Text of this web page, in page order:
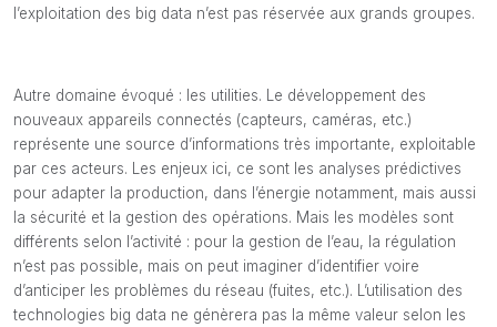
l’exploitation des big data n’est pas réservée aux grands groupes.
Autre domaine évoqué : les utilities. Le développement des
nouveaux appareils connectés (capteurs, caméras, etc.)
représente une source d’informations très importante, exploitable
par ces acteurs. Les enjeux ici, ce sont les analyses prédictives
pour adapter la production, dans l’énergie notamment, mais aussi
la sécurité et la gestion des opérations. Mais les modèles sont
différents selon l’activité : pour la gestion de l’eau, la régulation
n’est pas possible, mais on peut imaginer d’identifier voire
d’anticiper les problèmes du réseau (fuites, etc.). L’utilisation des
technologies big data ne génèrera pas la même valeur selon les